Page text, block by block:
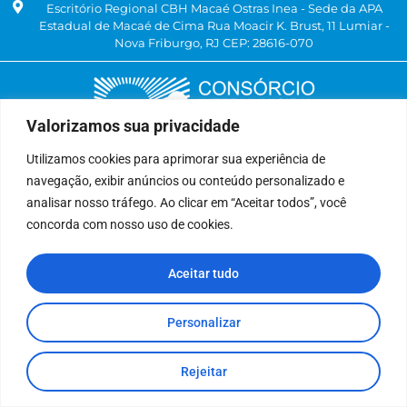
Valorizamos sua privacidade
Utilizamos cookies para aprimorar sua experiência de
navegação, exibir anúncios ou conteúdo personalizado e
analisar nosso tráfego. Ao clicar em “Aceitar todos”, você
concorda com nosso uso de cookies.
Personalizar
Rejeitar
Aceitar tudo
Escritório Regional CBH Macaé Ostras Inea - Sede da APA
Estadual de Macaé de Cima Rua Moacir K. Brust, 11 Lumiar -
Nova Friburgo, RJ CEP: 28616-070
Delegatária (CILSJ)
Rua: Avenida Um, n° 01, Lote 01, Quadra 11
Bairro: Jardins de São Pedro
São Pedro da Aldeia, RJ
(22) 9 8841-2358
secretariaexecutiva@cilsj.org.br
Todos Direitos Reservados.